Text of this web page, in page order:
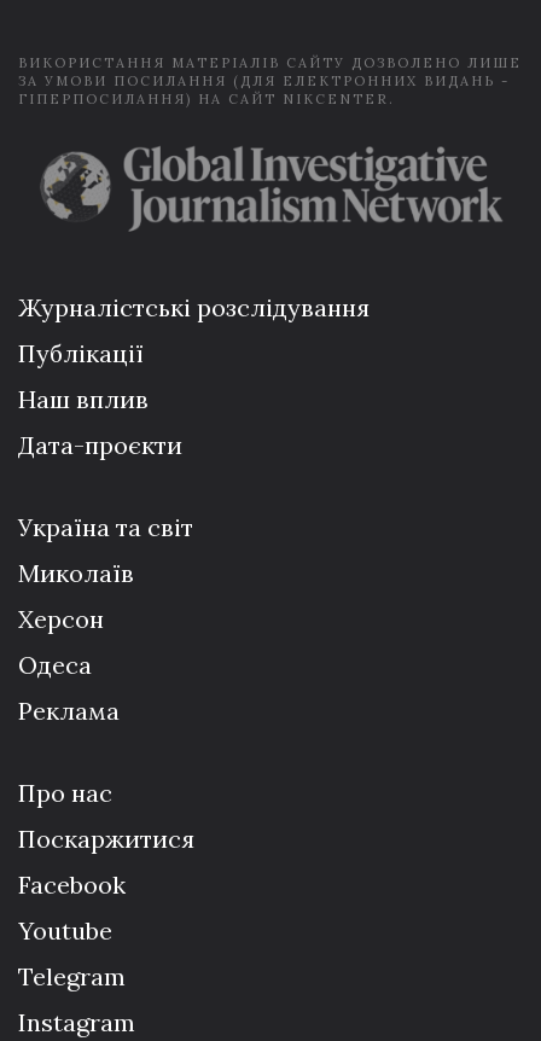
ВИКОРИСТАННЯ МАТЕРІАЛІВ САЙТУ ДОЗВОЛЕНО ЛИШЕ
ЗА УМОВИ ПОСИЛАННЯ (ДЛЯ ЕЛЕКТРОННИХ ВИДАНЬ -
ГІПЕРПОСИЛАННЯ) НА САЙТ NIKCENTER.
Журналістські розслідування
Публікації
Наш вплив
Дата-проєкти
Україна та світ
Миколаїв
Херсон
Одеса
Реклама
Про нас
Поскаржитися
Facebook
Youtube
Telegram
Instagram